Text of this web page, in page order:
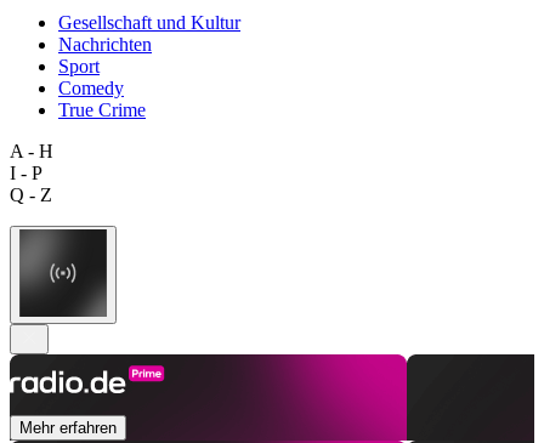
Gesellschaft und Kultur
Nachrichten
Sport
Comedy
True Crime
A - H
I - P
Q - Z
Mehr erfahren